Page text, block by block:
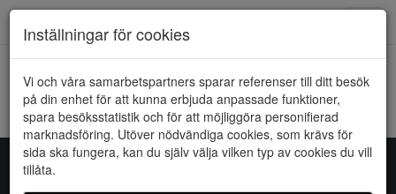
HEM VERO MODA
Kunde inte hitta några artiklar...
Inställningar för cookies
Vi och våra samarbetspartners sparar referenser till ditt besök
på din enhet för att kunna erbjuda anpassade funktioner,
spara besöksstatistik och för att möjliggöra personifierad
marknadsföring. Utöver nödvändiga cookies, som krävs för
sida ska fungera, kan du själv välja vilken typ av cookies du vill
tillåta.